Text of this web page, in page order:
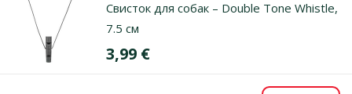
Свисток для собак – Double Tone Whistle,
7.5 см
Цена
3,99 €